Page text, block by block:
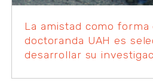
La amistad como forma
doctoranda UAH es
desarrollar su